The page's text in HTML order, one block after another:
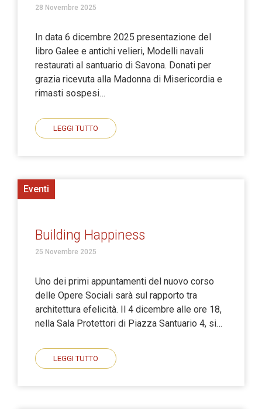
28 Novembre 2025
In data 6 dicembre 2025 presentazione del
libro Galee e antichi velieri, Modelli navali
restaurati al santuario di Savona. Donati per
grazia ricevuta alla Madonna di Misericordia e
rimasti sospesi…
LEGGI TUTTO
Eventi
Building Happiness
25 Novembre 2025
Uno dei primi appuntamenti del nuovo corso
delle Opere Sociali sarà sul rapporto tra
architettura efelicità. Il 4 dicembre alle ore 18,
nella Sala Protettori di Piazza Santuario 4, si…
LEGGI TUTTO